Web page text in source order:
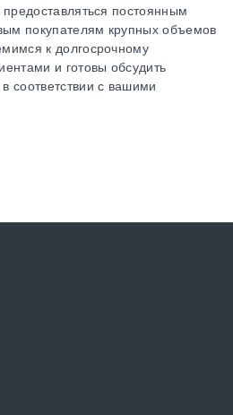
постоянным
покупателям крупных объемов
к долгосрочному
и готовы обсудить
соответствии с вашими